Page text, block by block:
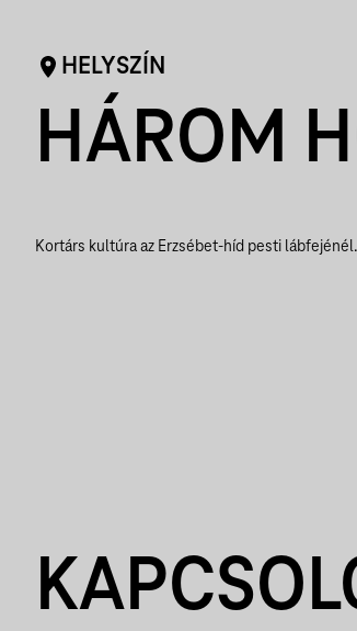
HELYSZÍN
HÁROM
Kortárs kultúra az Erzsébet-híd pesti lábfejénél.